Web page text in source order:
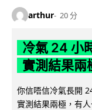
arthur 20 分
冷氣 24 小
實測結果兩
你信唔信冷氣長開
實測結果兩極，有